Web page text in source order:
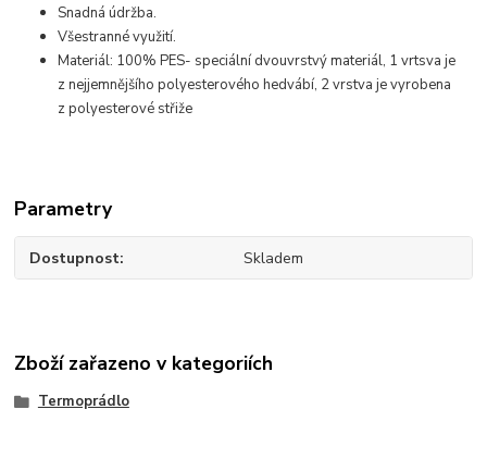
Snadná údržba.
Všestranné využití.
Materiál: 100% PES- speciální dvouvrstvý materiál, 1 vrtsva je
z nejjemnějšího polyesterového hedvábí, 2 vrstva je vyrobena
z polyesterové střiže
Parametry
Dostupnost Skladem
Zboží zařazeno v kategoriích
Termoprádlo